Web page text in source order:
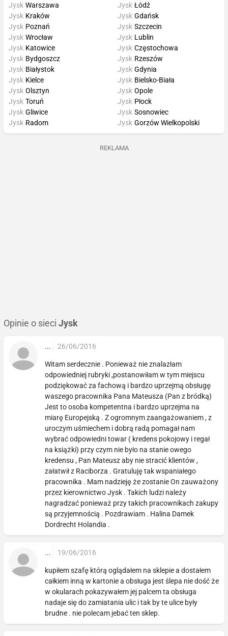
Jysk Warszawa
Jysk Kraków
Jysk Poznań
Jysk Wrocław
Jysk Łódź
Jysk Gdańsk
Jysk Szczecin
Jysk Lublin
Jysk Katowice
Jysk Bydgoszcz
Jysk Białystok
Jysk Kielce
Jysk Częstochowa
Jysk Rzeszów
Jysk Gdynia
Jysk Bielsko-Biała
Jysk Olsztyn
Jysk Toruń
Jysk Gliwice
Jysk Radom
Jysk Opole
Jysk Płock
Jysk Sosnowiec
Jysk Gorzów Wielkopolski
REKLAMA
Opinie o sieci Jysk
... 26/06/2016
Witam serdecznie . Ponieważ nie znalazłam
odpowiedniej rubryki ,postanowiłam w tym miejscu
podziękować za fachową i bardzo uprzejmą obsługę
waszego pracownika Pana Mateusza (Pan z bródką)
Jest to osoba kompetentna i bardzo uprzejma na
miarę Europejską . Z ogromnym zaangażowaniem , z
uroczym uśmiechem i dobrą radą pomagał nam
wybrać odpowiedni towar ( kredens pokojowy i regał
na książki) przy czym nie było na stanie owego
kredensu , Pan Mateusz aby nie stracić klientów ,
załatwił z Raciborza . Gratuluję tak wspaniałego
pracownika . Mam nadzieję że zostanie On zauważony
przez kierownictwo Jysk . Takich ludzi należy
nagradzać ponieważ przy takich pracownikach zakupy
są przyjemnością . Pozdrawiam . Halina Damek
Dordrecht Holandia .
... 19/06/2016
kupiłem szafę którą oglądałem na sklepie a dostałem
całkiem inną w kartonie a obsługa jest ślepa nie dość że
w okularach pokazywałem jej palcem ta obsługa
nadaje się do zamiatania ulic i tak by te ulice były
brudne . nie polecam jebać ten sklep.